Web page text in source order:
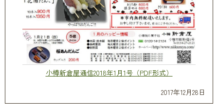
小樽新倉屋通信2018年1月1号（PDF形式）
2017年12月28日